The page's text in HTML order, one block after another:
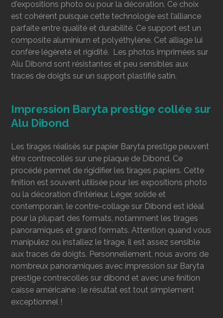
d'expositions photo ou pour la décoration. Ce choix
est cohérent puisque cette technologie est l’alliance
parfaite entre qualité et durabilité. Ce support est un
composite aluminium et polyéthylène. Cet alliage lui
confère légèreté et rigidité. Les photos imprimées sur
Alu Dibond sont résistantes et peu sensibles aux
traces de doigts sur un support plastifié satin.
Impression Baryta prestige collée sur
Alu Dibond
Les tirages réalisés sur papier Baryta prestige peuvent
être contrecollés sur une plaque de Dibond. Ce
procédé permet de rigidifier les tirages papiers. Cette
finition est souvent utilisée pour les expositions photo
ou la décoration d'intérieur. Léger, solide et
contemporain, le contre-collage sur Dibond est idéal
pour la plupart des formats, notamment les tirages
panoramiques et grand formats. Attention quand vous
manipulez ou installez le tirage, il est assez sensible
aux traces de doigts. Personnellement, nous avons de
nombreux panoramiques avec impression sur Baryta
prestige contrecollés sur dibond et avec une finition
caisse américaine : le résultat est tout simplement
exceptionnel !